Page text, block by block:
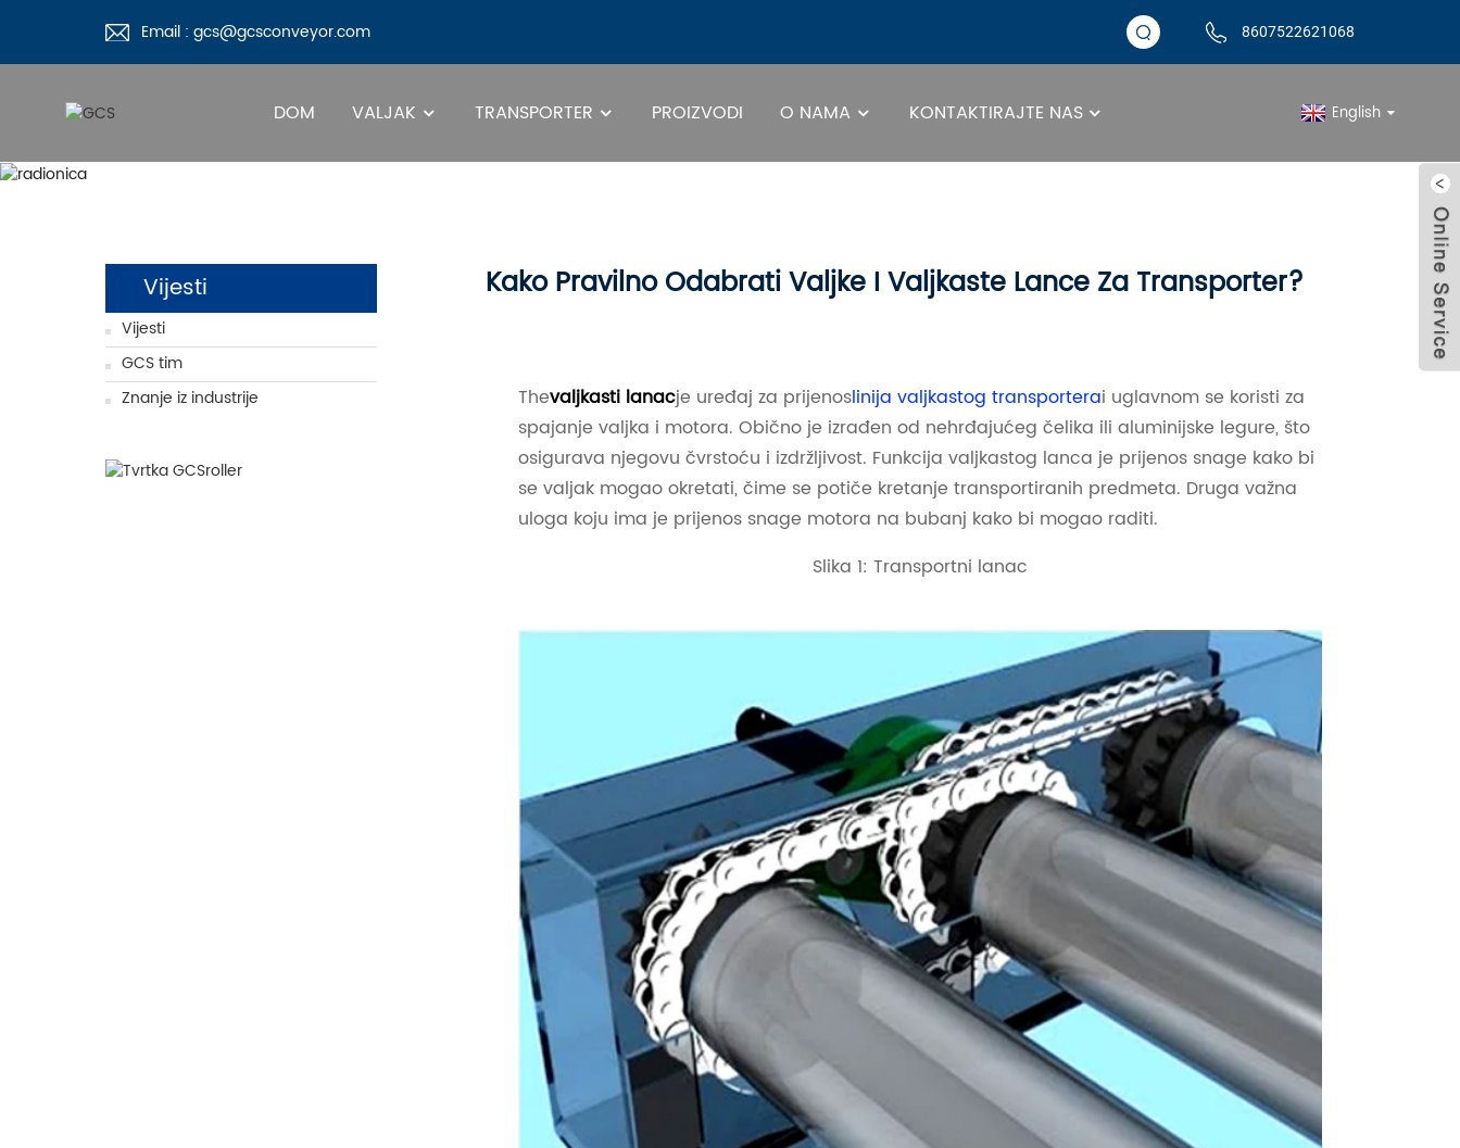
Email : gcs@gcsconveyor.com 8607522621068
DOM VALJAK TRANSPORTER PROIZVODI O NAMA KONTAKTIRAJTE NAS English
Vijesti
Vijesti
Vijesti
GCS tim
Znanje iz industrije
Kako Pravilno Odabrati Valjke I Valjkaste Lance Za Transporter?
Thevaljkasti lanacje uređaj za prijenoslinija valjkastog transporterai uglavnom se koristi za
spajanje valjka i motora. Obično je izrađen od nehrđajućeg čelika ili aluminijske legure, što
osigurava njegovu čvrstoću i izdržljivost. Funkcija valjkastog lanca je prijenos snage kako bi
se valjak mogao okretati, čime se potiče kretanje transportiranih predmeta. Druga važna
uloga koju ima je prijenos snage motora na bubanj kako bi mogao raditi.
Slika 1: Transportni lanac